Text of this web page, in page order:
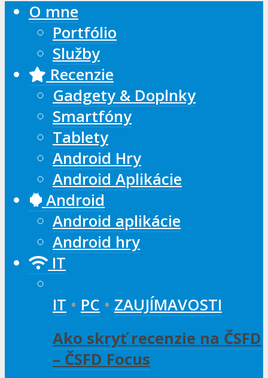
O mne
Portfólio
Služby
Recenzie
Gadgety & Doplnky
Smartfóny
Tablety
Android Hry
Android Aplikácie
Android
Android aplikácie
Android hry
IT
IT • PC • ZAUJÍMAVOSTI
Ako skryť recenzie na ČSFD
– ČSFD Focus